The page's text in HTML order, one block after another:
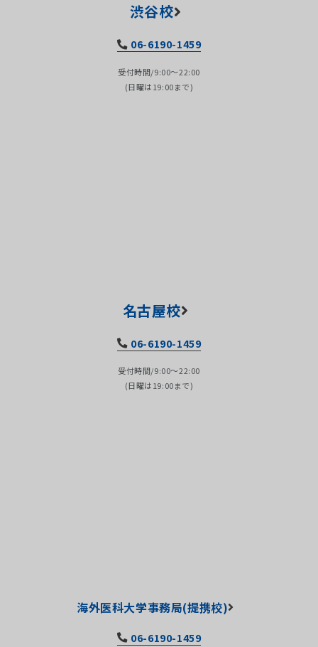
渋谷校
06-6190-1459
受付時間/9:00～22:00
(日曜は19:00まで)
名古屋校
06-6190-1459
受付時間/9:00～22:00
(日曜は19:00まで)
海外医科大学事務局(提携校)
06-6190-1459